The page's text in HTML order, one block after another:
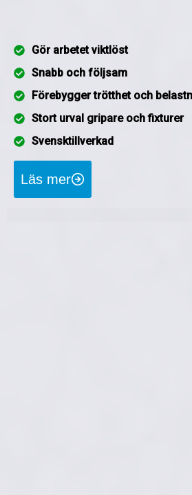
Gör arbetet viktlöst
Snabb och följsam
Förebygger trötthet och
Stort urval gripare och fixturer
Svensktillverkad
Läs mer